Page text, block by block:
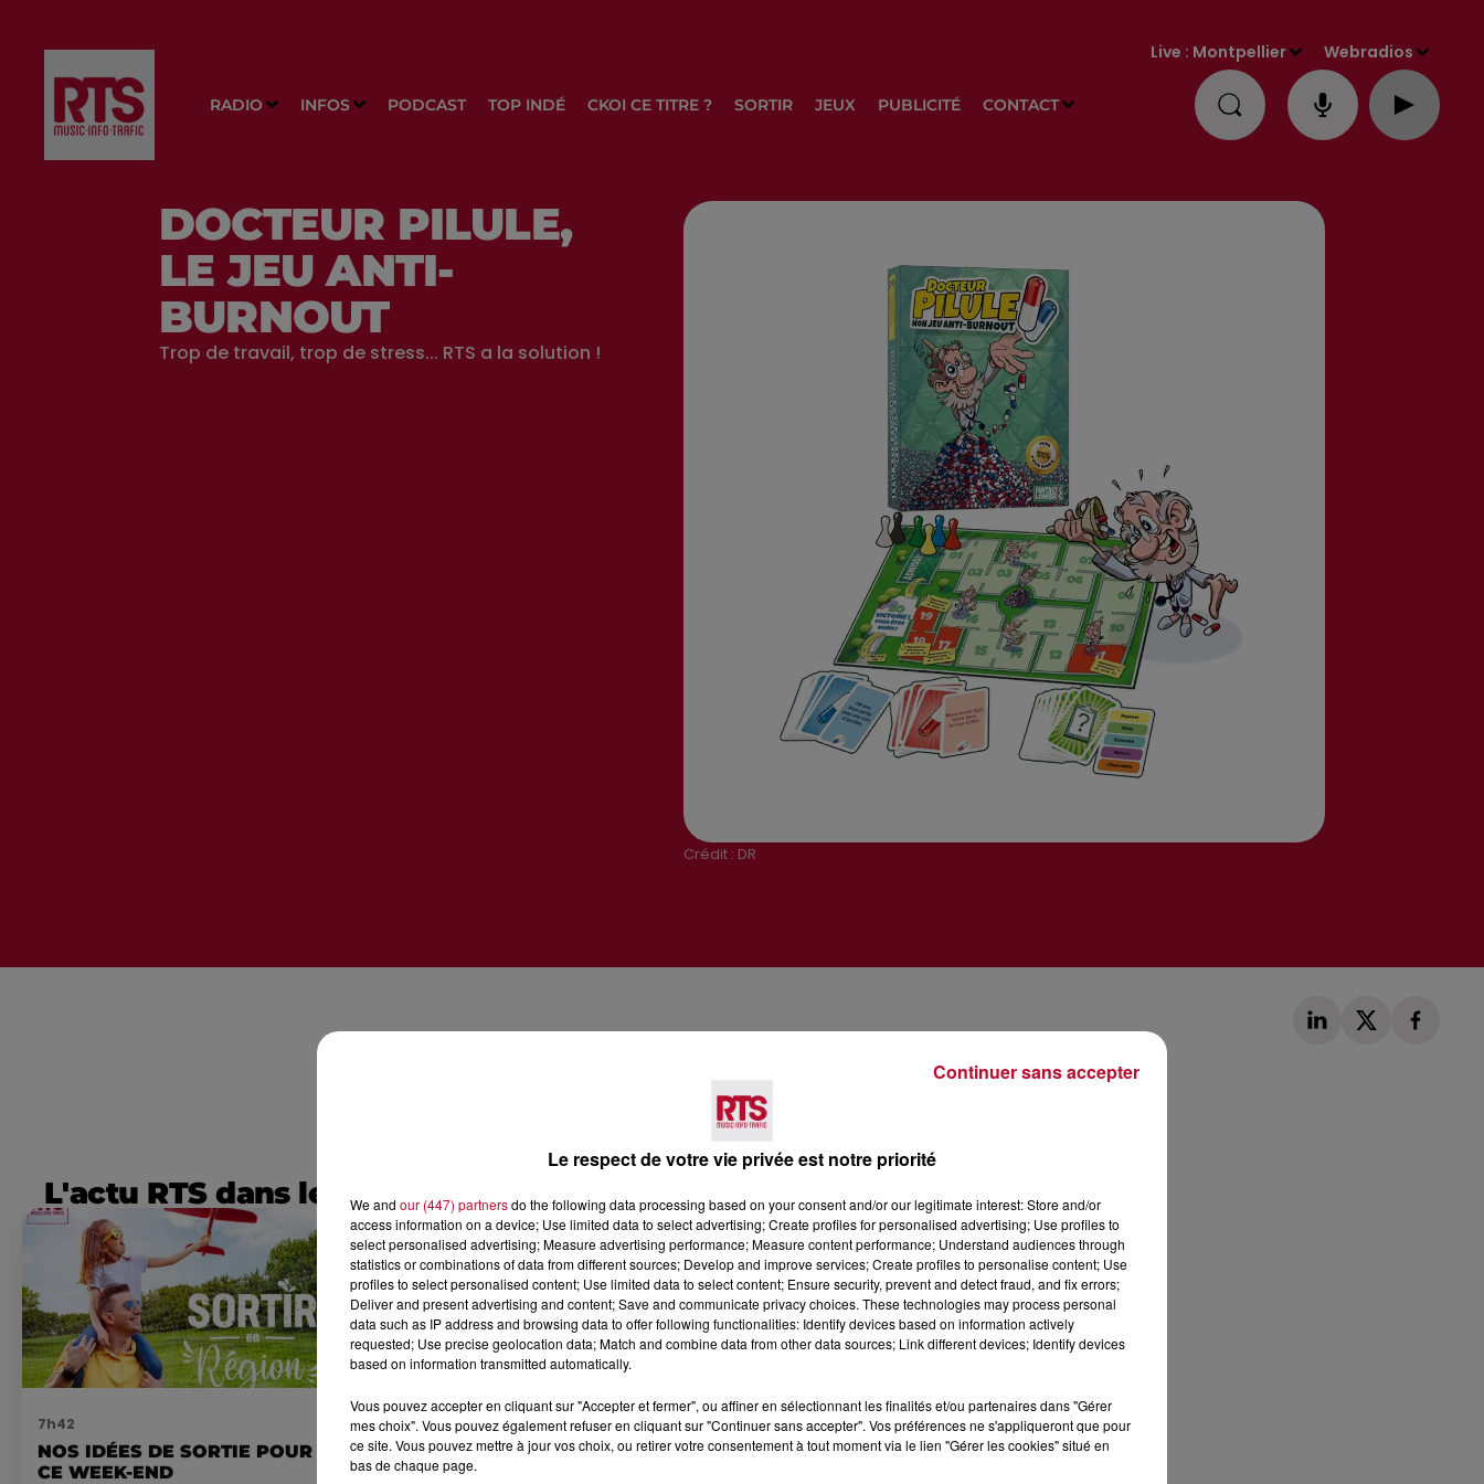
RADIO INFOS PODCAST TOP INDÉ CKOI CE TITRE ? SORTIR JEUX PUBLICITÉ CONTACT
Live : Montpellier Webradios
Crédit : DR
DOCTEUR PILULE,
LE JEU ANTI-
BURNOUT
Trop de travail, trop de stress... RTS a la solution !
L'actu RTS dans le Sud Voir plus
7h42
NOS IDÉES DE SORTIE POUR
CE WEEK-END
0h01
DINER CONCERT À LA MJC DE
MARSEILLAN
6 août 2026
NÎMES : « LE RÊVE DU
Le respect de votre vie privée est notre priorité
We and our (447) partnersdo the following data processing based on your consent and/or our legitimate interest: Store and/or
access information on a device; Use limited data to select advertising; Create profiles for personalised advertising; Use profiles to
select personalised advertising; Measure advertising performance; Measure content performance; Understand audiences through
statistics or combinations of data from different sources; Develop and improve services; Create profiles to personalise content; Use
profiles to select personalised content; Use limited data to select content; Ensure security, prevent and detect fraud, and fix errors;
Deliver and present advertising and content; Save and communicate privacy choices. These technologies may process personal
data such as IP address and browsing data to offer following functionalities: Identify devices based on information actively
requested; Use precise geolocation data; Match and combine data from other data sources; Link different devices; Identify devices
based on information transmitted automatically.
Vous pouvez accepter en cliquant sur "Accepter et fermer", ou affiner en sélectionnant les finalités et/ou partenaires dans "Gérer
mes choix". Vous pouvez également refuser en cliquant sur "Continuer sans accepter". Vos préférences ne s'appliqueront que pour
ce site. Vous pouvez mettre à jour vos choix, ou retirer votre consentement à tout moment via le lien "Gérer les cookies" situé en
bas de chaque page.
Continuer sans accepter